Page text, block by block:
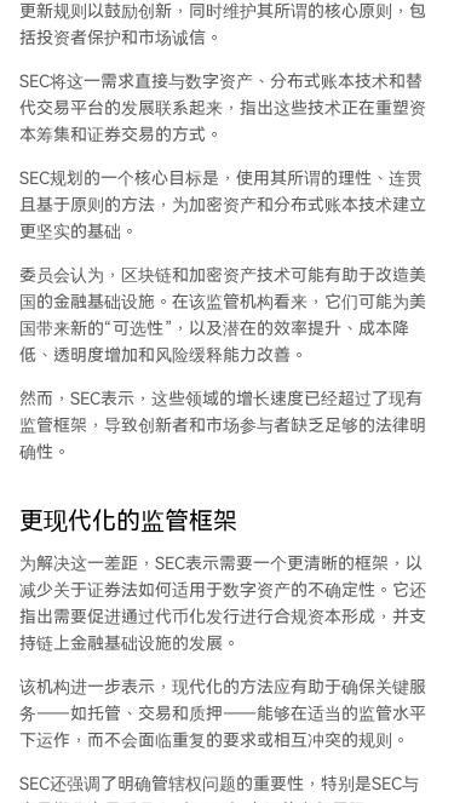
更新规则以鼓励创新，同时维护其所谓的核心原则，包
括投资者保护和市场诚信。
SEC将这一需求直接与数字资产、分布式账本技术和替
代交易平台的发展联系起来，指出这些技术正在重塑资
本筹集和证券交易的方式。
SEC规划的一个核心目标是，使用其所谓的理性、连贯
且基于原则的方法，为加密资产和分布式账本技术建立
更坚实的基础。
委员会认为，区块链和加密资产技术可能有助于改造美
国的金融基础设施。在该监管机构看来，它们可能为美
国带来新的“可选性”，以及潜在的效率提升、成本降
低、透明度增加和风险缓释能力改善。
然而，SEC表示，这些领域的增长速度已经超过了现有
监管框架 ，导致创新者和市场参与者缺乏足够的法律明
确性。
更现代化的监管框架
为解决这一差距，SEC表示需要一个更清晰的框架，以
减少关于证券法如何适用于数字资产的不确定性。它还
指出需要促进通过代币化发行进行合规资本形成，并支
持链上金融基础设施的发展。
该机构进一步表示，现代化的方法应有助于确保关键服
务——如托管、交易和质押——能够在适当的监管水平
下运作，而不会面临重复的要求或相互冲突的规则。
SEC还强调了明确管辖权问题的重要性，特别是SEC与